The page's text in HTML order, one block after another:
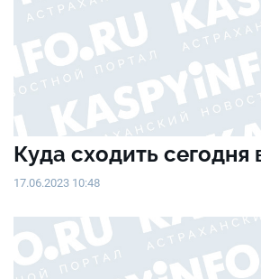
Куда сходить сегодня
17.06.2023 10:48